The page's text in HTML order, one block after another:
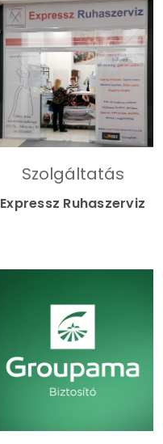
Szolgáltatás
Expressz Ruhaszerviz